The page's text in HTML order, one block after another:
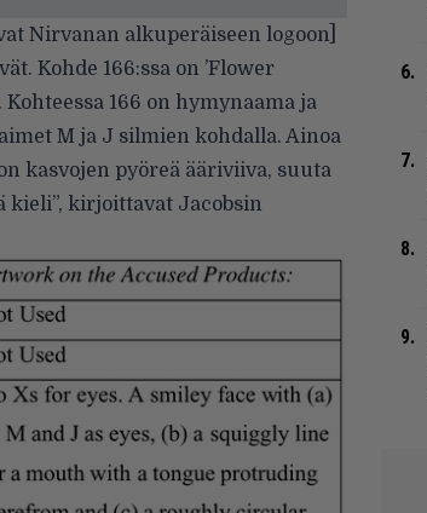
Nirvanan alkuperäiseen logoon]
Kohde 166:ssa on ’Flower
166 on hymynaama ja
M ja J silmien kohdalla. Ainoa
kasvojen pyöreä ääriviiva, suuta
kieli”, kirjoittavat Jacobsin